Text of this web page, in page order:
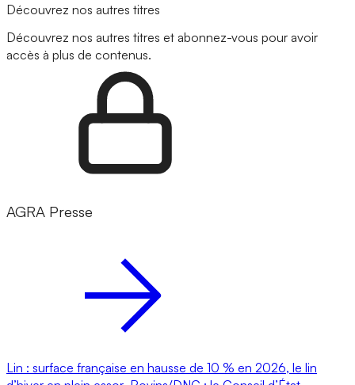
Découvrez nos autres titres
Découvrez nos autres titres et abonnez-vous pour avoir
accès à plus de contenus.
AGRA Presse
Lin : surface française en hausse de 10 % en 2026, le lin